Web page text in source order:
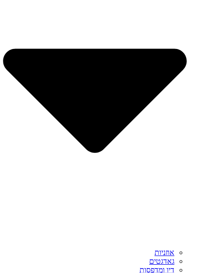
אוזניות
גאדגטים
דיו ומדפסות